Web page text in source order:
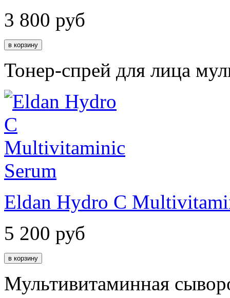
3 800 руб
Тонер-спрей для лица
Eldan Hydro C
5 200 руб
Мультивитаминная